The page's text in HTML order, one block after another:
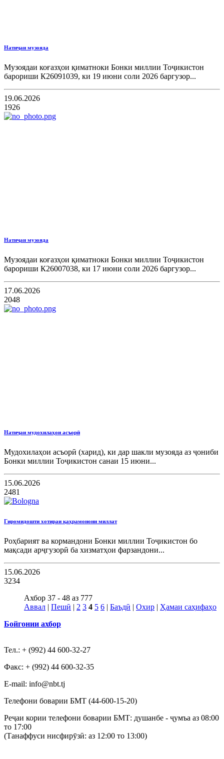
Натиҷаи музояда
Музоядаи коғазҳои қиматноки Бонки миллии Тоҷикистон
барориши К26091039, ки 19 июни соли 2026 баргузор...
19.06.2026
1926
Натиҷаи музояда
Музоядаи коғазҳои қиматноки Бонки миллии Тоҷикистон
барориши К26007038, ки 17 июни соли 2026 баргузор...
17.06.2026
2048
Натиҷаи мудохилаҳои асъорӣ
Мудохилаҳои асъорӣ (харид), ки дар шакли музояда аз ҷониби
Бонки миллии Тоҷикистон санаи 15 июни...
15.06.2026
2481
Гиромидошти хотираи қаҳрамонони миллат
Роҳбарият ва кормандони Бонки миллии Тоҷикистон бо
мақсади арҷгузорӣ ба хизматҳои фарзандони...
15.06.2026
3234
Ахбор 37 - 48 аз 777
Аввал | Пешӣ | 2 3 4 5 6 | Баъдӣ | Охир | Ҳамаи саҳифаҳо
Бойгонии ахбор
Тел.: + (992) 44 600-32-27
Факс: + (992) 44 600-32-35
Е-mail: info@nbt.tj
Телефони боварии БМТ (44-600-15-20)
Реҷаи кории телефони боварии БМТ: душанбе - ҷумъа аз 08:00
то 17:00
(Танаффуси нисфирӯзӣ: аз 12:00 то 13:00)